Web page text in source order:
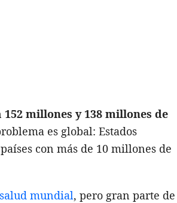
152 millones y 138 millones de
es global: Estados
con más de 10 millones de
mundial, pero gran parte de